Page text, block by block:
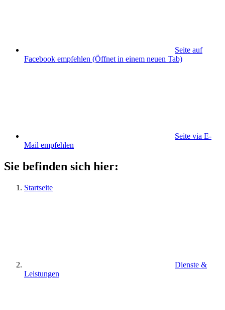
Seite auf
Facebook empfehlen (Öffnet in einem neuen Tab)
Seite via E-
Mail empfehlen
Sie befinden sich hier:
Startseite
Dienste &
Leistungen